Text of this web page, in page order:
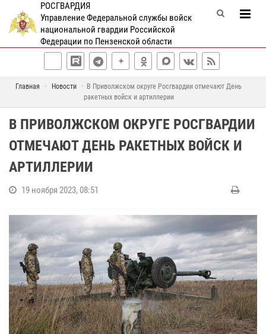
РОСГВАРДИЯ
Управление Федеральной службы войск
национальной гвардии Российской
Федерации по Пензенской области
Главная Новости
В Приволжском округе Росгвардии отмечают День
ракетных войск и артиллерии
В ПРИВОЛЖСКОМ ОКРУГЕ РОСГВАРДИИ
ОТМЕЧАЮТ ДЕНЬ РАКЕТНЫХ ВОЙСК И
АРТИЛЛЕРИИ
19 ноября 2023, 08:51